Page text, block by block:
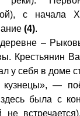
с начала
(4).
–
Крестьянин
у себя в доме
—
здесь была с